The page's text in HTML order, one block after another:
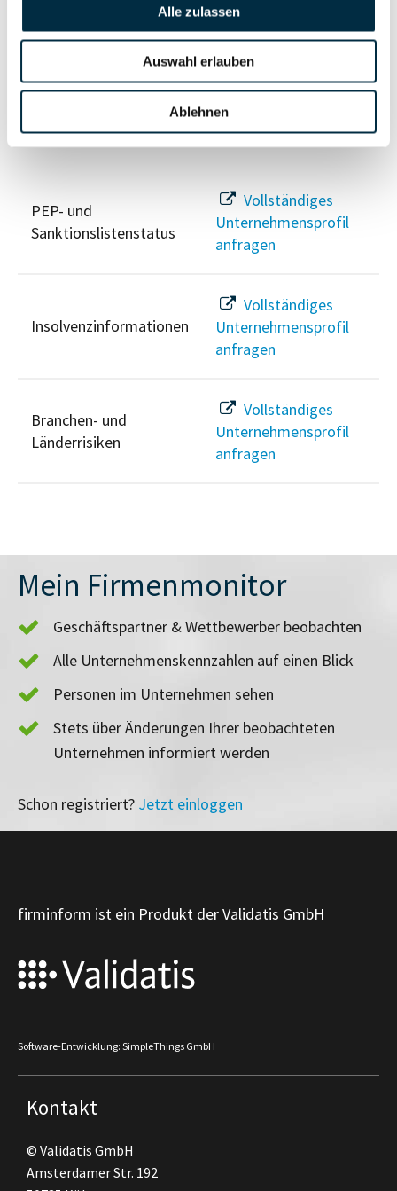
Alle zulassen
Auswahl erlauben
Ablehnen
Berechtigten Pfad
Unternehmensprofil
anfragen
PEP- und
Sanktionslistenstatus
Vollständiges
Unternehmensprofil
anfragen
Insolvenzinformationen
Vollständiges
Unternehmensprofil
anfragen
Branchen- und
Länderrisiken
Vollständiges
Unternehmensprofil
anfragen
Mein Firmenmonitor
Geschäftspartner & Wettbewerber beobachten
Alle Unternehmenskennzahlen auf einen Blick
Personen im Unternehmen sehen
Stets über Änderungen Ihrer beobachteten
Unternehmen informiert werden
Schon registriert? Jetzt einloggen
firminform ist ein Produkt der Validatis GmbH
Software-Entwicklung: SimpleThings GmbH
Kontakt
© Validatis GmbH
Amsterdamer Str. 192